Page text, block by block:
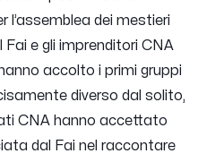
l’assemblea dei mestieri
Fai e gli imprenditori CNA
accolto i primi gruppi
diverso dal solito,
CNA hanno accettato
dal Fai nel raccontare